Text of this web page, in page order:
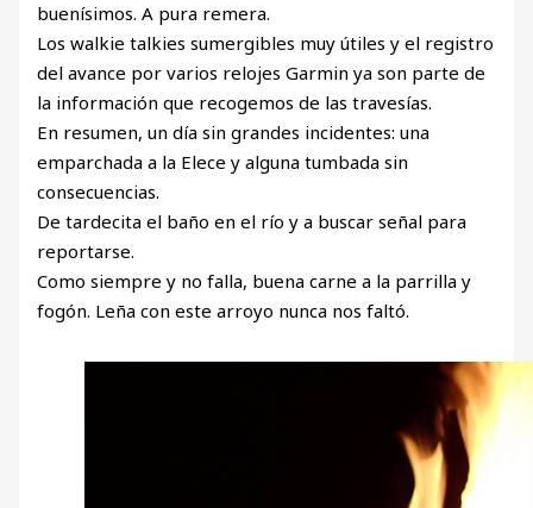
buenísimos. A pura remera.
Los walkie talkies sumergibles muy útiles y el registro
del avance por varios relojes Garmin ya son parte de
la información que recogemos de las travesías.
En resumen, un día sin grandes incidentes: una
emparchada a la Elece y alguna tumbada sin
consecuencias.
De tardecita el baño en el río y a buscar señal para
reportarse.
Como siempre y no falla, buena carne a la parrilla y
fogón. Leña con este arroyo nunca nos faltó.